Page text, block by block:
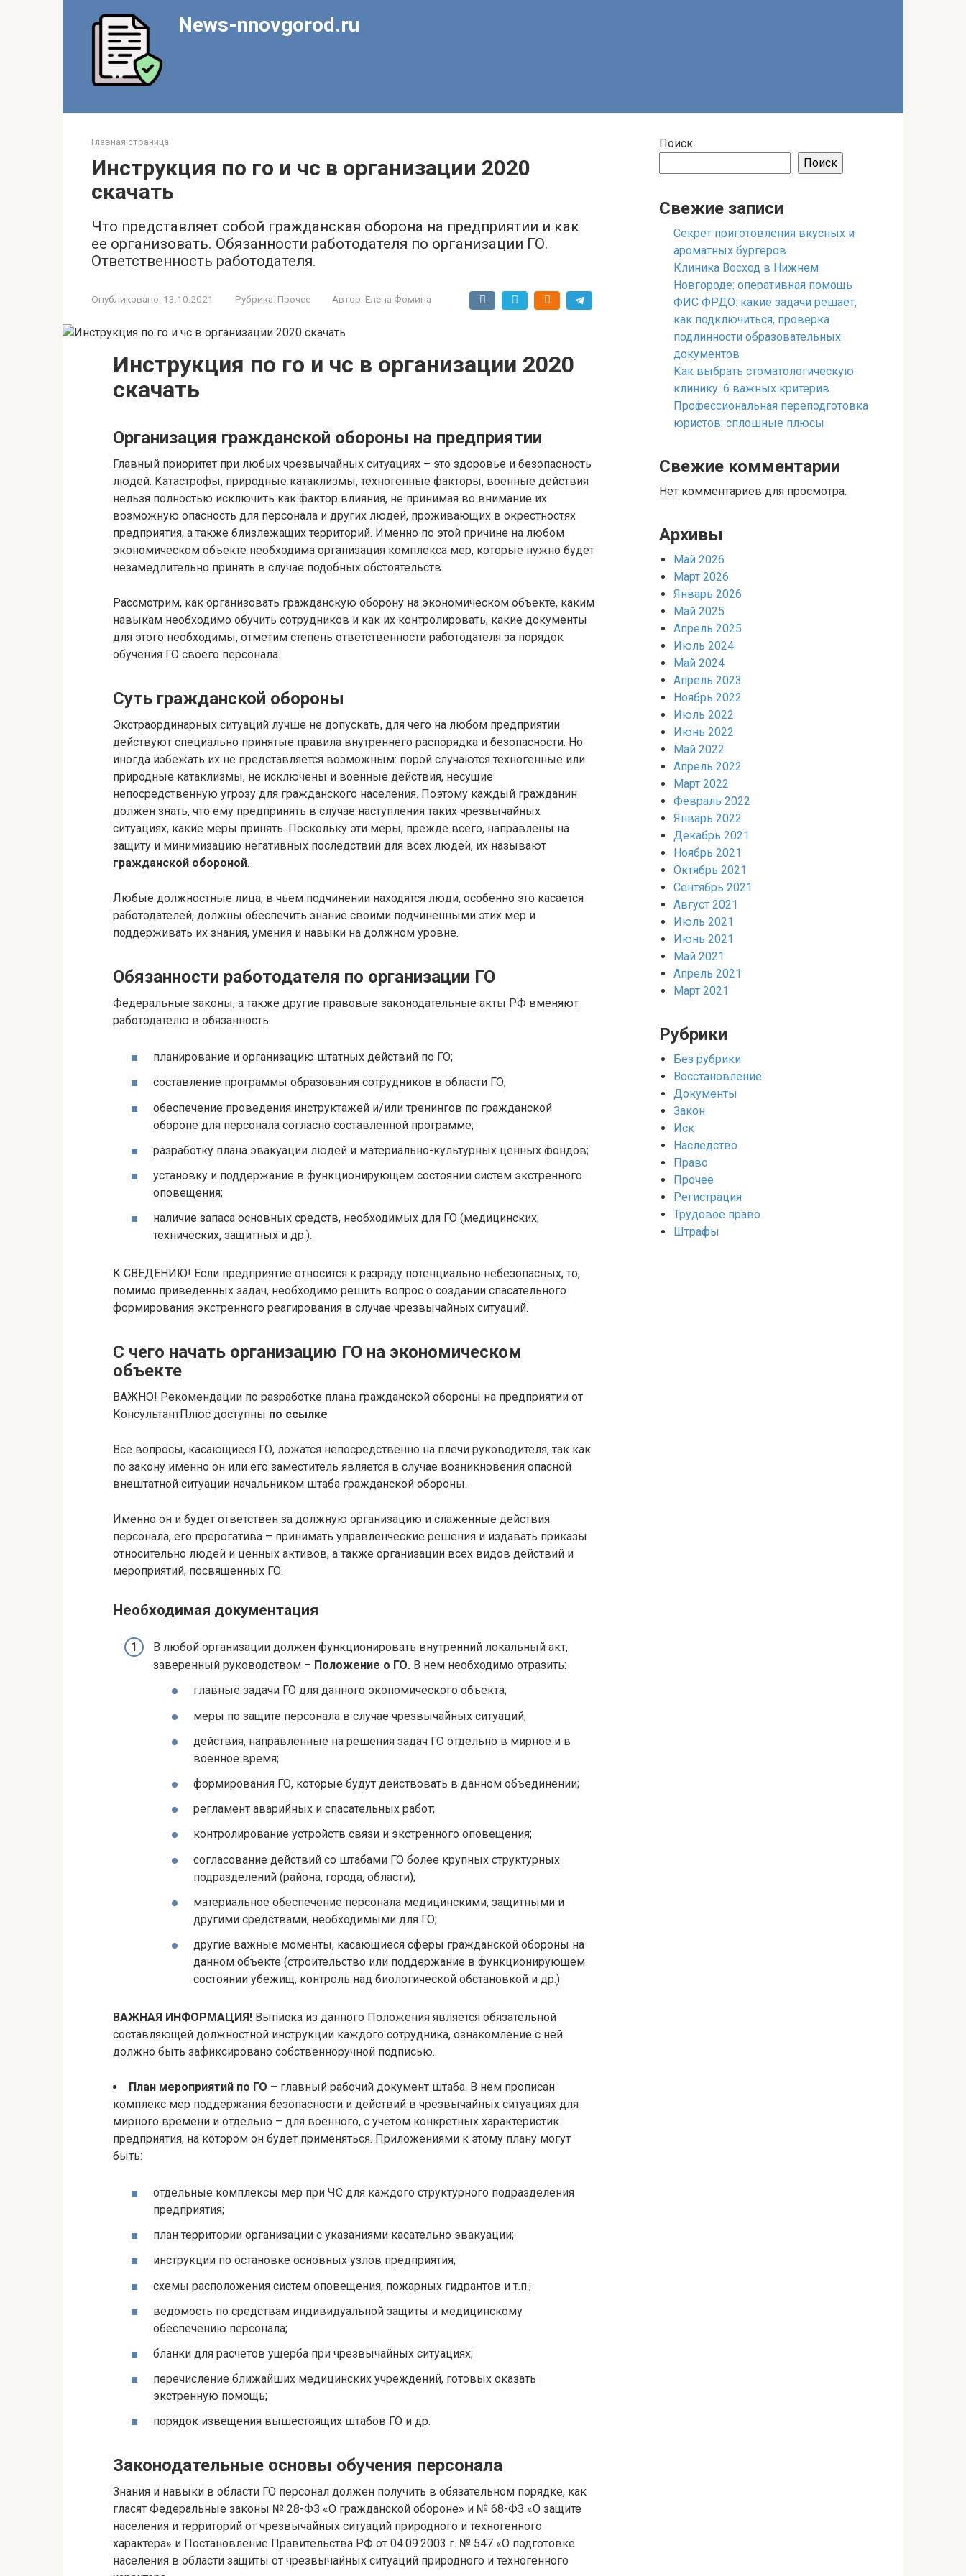
News-nnovgorod.ru
Главная страница
Инструкция по го и чс в организации 2020
скачать
Что представляет собой гражданская оборона на предприятии и как
ее организовать. Обязанности работодателя по организации ГО.
Ответственность работодателя.
Опубликовано: 13.10.2021 Рубрика: Прочее Автор: Елена Фомина
Инструкция по го и чс в организации 2020
скачать
Организация гражданской обороны на предприятии
Главный приоритет при любых чрезвычайных ситуациях – это здоровье и безопасность
людей. Катастрофы, природные катаклизмы, техногенные факторы, военные действия
нельзя полностью исключить как фактор влияния, не принимая во внимание их
возможную опасность для персонала и других людей, проживающих в окрестностях
предприятия, а также близлежащих территорий. Именно по этой причине на любом
экономическом объекте необходима организация комплекса мер, которые нужно будет
незамедлительно принять в случае подобных обстоятельств.
Рассмотрим, как организовать гражданскую оборону на экономическом объекте, каким
навыкам необходимо обучить сотрудников и как их контролировать, какие документы
для этого необходимы, отметим степень ответственности работодателя за порядок
обучения ГО своего персонала.
Суть гражданской обороны
Экстраординарных ситуаций лучше не допускать, для чего на любом предприятии
действуют специально принятые правила внутреннего распорядка и безопасности. Но
иногда избежать их не представляется возможным: порой случаются техногенные или
природные катаклизмы, не исключены и военные действия, несущие
непосредственную угрозу для гражданского населения. Поэтому каждый гражданин
должен знать, что ему предпринять в случае наступления таких чрезвычайных
ситуациях, какие меры принять. Поскольку эти меры, прежде всего, направлены на
защиту и минимизацию негативных последствий для всех людей, их называют
гражданской обороной.
Любые должностные лица, в чьем подчинении находятся люди, особенно это касается
работодателей, должны обеспечить знание своими подчиненными этих мер и
поддерживать их знания, умения и навыки на должном уровне.
Обязанности работодателя по организации ГО
Федеральные законы, а также другие правовые законодательные акты РФ вменяют
работодателю в обязанность:
планирование и организацию штатных действий по ГО;
составление программы образования сотрудников в области ГО;
обеспечение проведения инструктажей и/или тренингов по гражданской
обороне для персонала согласно составленной программе;
разработку плана эвакуации людей и материально-культурных ценных фондов;
установку и поддержание в функционирующем состоянии систем экстренного
оповещения;
наличие запаса основных средств, необходимых для ГО (медицинских,
технических, защитных и др.).
К СВЕДЕНИЮ! Если предприятие относится к разряду потенциально небезопасных, то,
помимо приведенных задач, необходимо решить вопрос о создании спасательного
формирования экстренного реагирования в случае чрезвычайных ситуаций.
С чего начать организацию ГО на экономическом
объекте
ВАЖНО! Рекомендации по разработке плана гражданской обороны на предприятии от
КонсультантПлюс доступны по ссылке
Все вопросы, касающиеся ГО, ложатся непосредственно на плечи руководителя, так как
по закону именно он или его заместитель является в случае возникновения опасной
внештатной ситуации начальником штаба гражданской обороны.
Именно он и будет ответствен за должную организацию и слаженные действия
персонала, его прерогатива – принимать управленческие решения и издавать приказы
относительно людей и ценных активов, а также организации всех видов действий и
мероприятий, посвященных ГО.
Необходимая документация
В любой организации должен функционировать внутренний локальный акт,
заверенный руководством – Положение о ГО. В нем необходимо отразить:
главные задачи ГО для данного экономического объекта;
меры по защите персонала в случае чрезвычайных ситуаций;
действия, направленные на решения задач ГО отдельно в мирное и в
военное время;
формирования ГО, которые будут действовать в данном объединении;
регламент аварийных и спасательных работ;
контролирование устройств связи и экстренного оповещения;
согласование действий со штабами ГО более крупных структурных
подразделений (района, города, области);
материальное обеспечение персонала медицинскими, защитными и
другими средствами, необходимыми для ГО;
другие важные моменты, касающиеся сферы гражданской обороны на
данном объекте (строительство или поддержание в функционирующем
состоянии убежищ, контроль над биологической обстановкой и др.)
ВАЖНАЯ ИНФОРМАЦИЯ! Выписка из данного Положения является обязательной
составляющей должностной инструкции каждого сотрудника, ознакомление с ней
должно быть зафиксировано собственноручной подписью.
План мероприятий по ГО – главный рабочий документ штаба. В нем прописан
комплекс мер поддержания безопасности и действий в чрезвычайных ситуациях для
мирного времени и отдельно – для военного, с учетом конкретных характеристик
предприятия, на котором он будет применяться. Приложениями к этому плану могут
быть:
отдельные комплексы мер при ЧС для каждого структурного подразделения
предприятия;
план территории организации с указаниями касательно эвакуации;
инструкции по остановке основных узлов предприятия;
схемы расположения систем оповещения, пожарных гидрантов и т.п.;
ведомость по средствам индивидуальной защиты и медицинскому
обеспечению персонала;
бланки для расчетов ущерба при чрезвычайных ситуациях;
перечисление ближайших медицинских учреждений, готовых оказать
экстренную помощь;
порядок извещения вышестоящих штабов ГО и др.
Законодательные основы обучения персонала
Знания и навыки в области ГО персонал должен получить в обязательном порядке, как
гласят Федеральные законы № 28-ФЗ «О гражданской обороне» и № 68-ФЗ «О защите
населения и территорий от чрезвычайных ситуаций природного и техногенного
характера» и Постановление Правительства РФ от 04.09.2003 г. № 547 «О подготовке
населения в области защиты от чрезвычайных ситуаций природного и техногенного
Поиск
Поиск
Свежие записи
Секрет приготовления вкусных и
ароматных бургеров
Клиника Восход в Нижнем
Новгороде: оперативная помощь
ФИС ФРДО: какие задачи решает,
как подключиться, проверка
подлинности образовательных
документов
Как выбрать стоматологическую
клинику: 6 важных критерив
Профессиональная переподготовка
юристов: сплошные плюсы
Свежие комментарии
Нет комментариев для просмотра.
Архивы
Май 2026
Март 2026
Январь 2026
Май 2025
Апрель 2025
Июль 2024
Май 2024
Апрель 2023
Ноябрь 2022
Июль 2022
Июнь 2022
Май 2022
Апрель 2022
Март 2022
Февраль 2022
Январь 2022
Декабрь 2021
Ноябрь 2021
Октябрь 2021
Сентябрь 2021
Август 2021
Июль 2021
Июнь 2021
Май 2021
Апрель 2021
Март 2021
Рубрики
Без рубрики
Восстановление
Документы
Закон
Иск
Наследство
Право
Прочее
Регистрация
Трудовое право
Штрафы